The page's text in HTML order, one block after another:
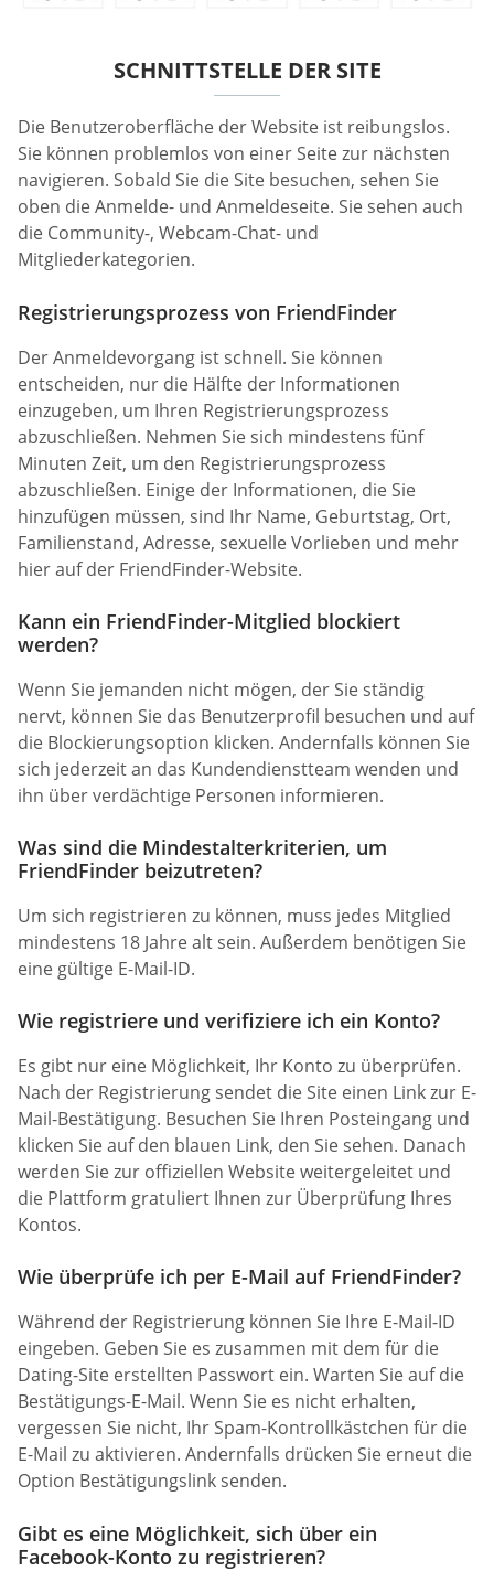
SCHNITTSTELLE DER SITE
Die Benutzeroberfläche der Website ist reibungslos.
Sie können problemlos von einer Seite zur nächsten
navigieren. Sobald Sie die Site besuchen, sehen Sie
oben die Anmelde- und Anmeldeseite. Sie sehen auch
die Community-, Webcam-Chat- und
Mitgliederkategorien.
Registrierungsprozess von FriendFinder
Der Anmeldevorgang ist schnell. Sie können
entscheiden, nur die Hälfte der Informationen
einzugeben, um Ihren Registrierungsprozess
abzuschließen. Nehmen Sie sich mindestens fünf
Minuten Zeit, um den Registrierungsprozess
abzuschließen. Einige der Informationen, die Sie
hinzufügen müssen, sind Ihr Name, Geburtstag, Ort,
Familienstand, Adresse, sexuelle Vorlieben und mehr
hier auf der FriendFinder-Website.
Kann ein FriendFinder-Mitglied blockiert
werden?
Wenn Sie jemanden nicht mögen, der Sie ständig
nervt, können Sie das Benutzerprofil besuchen und auf
die Blockierungsoption klicken. Andernfalls können Sie
sich jederzeit an das Kundendienstteam wenden und
ihn über verdächtige Personen informieren.
Was sind die Mindestalterkriterien, um
FriendFinder beizutreten?
Um sich registrieren zu können, muss jedes Mitglied
mindestens 18 Jahre alt sein. Außerdem benötigen Sie
eine gültige E-Mail-ID.
Wie registriere und verifiziere ich ein Konto?
Es gibt nur eine Möglichkeit, Ihr Konto zu überprüfen.
Nach der Registrierung sendet die Site einen Link zur E-
Mail-Bestätigung. Besuchen Sie Ihren Posteingang und
klicken Sie auf den blauen Link, den Sie sehen. Danach
werden Sie zur offiziellen Website weitergeleitet und
die Plattform gratuliert Ihnen zur Überprüfung Ihres
Kontos.
Wie überprüfe ich per E-Mail auf FriendFinder?
Während der Registrierung können Sie Ihre E-Mail-ID
eingeben. Geben Sie es zusammen mit dem für die
Dating-Site erstellten Passwort ein. Warten Sie auf die
Bestätigungs-E-Mail. Wenn Sie es nicht erhalten,
vergessen Sie nicht, Ihr Spam-Kontrollkästchen für die
E-Mail zu aktivieren. Andernfalls drücken Sie erneut die
Option Bestätigungslink senden.
Gibt es eine Möglichkeit, sich über ein
Facebook-Konto zu registrieren?